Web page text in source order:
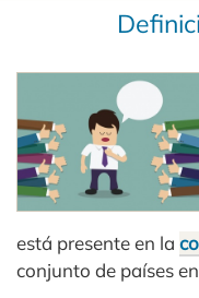
está presente en la
conjunto de países